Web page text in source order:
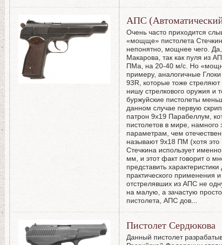
АПС
Очень часто приходится
«мощще» пистолета
непонятно, мощнее чего.
Макарова, так как пуля из
ПМа, на 20-40 м/с. Но
примеру, аналогичные
93R, которые тоже
нишу стрелкового оружия и
буржуйские пистолеты
данном случае первую
патрон 9х19 Парабеллум,
пистолетов в мире,
параметрам, чем
называют 9х18 ПМ (хотя
Стечкина использует
мм, и этот факт говорит о
представить
практического применения
отстрелявших из АПС не
на малую, а зачастую
пистолета, АПС дов
Пистолет Сердюкова
Данный пистолет